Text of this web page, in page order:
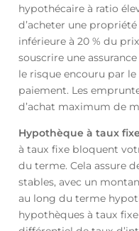
hypothécaire à ratio
d’acheter une
inférieure à 20 % du
souscrire une
le risque encouru par
paiement. Les
d’achat maximum de
Hypothèque à taux
à taux fixe bloquent
du terme. Cela assure
stables, avec un
au long du terme
hypothèques à taux